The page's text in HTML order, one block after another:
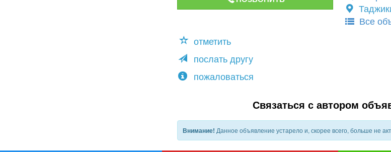
Все
отметить
послать другу
пожаловаться
Связаться с автором
Внимание! Данное объявление устарело и, скорее всего, больше не